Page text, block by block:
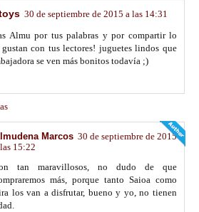
30 de septiembre de 2015 a las 14:31
Almu por tus palabras y por compartir lo
con tus lectores! juguetes lindos que
se ven más bonitos todavía ;)
Marcos 30 de septiembre de 2015
15:22
tan maravillosos, no dudo de que
más, porque tanto Saioa como
los van a disfrutar, bueno y yo, no tienen